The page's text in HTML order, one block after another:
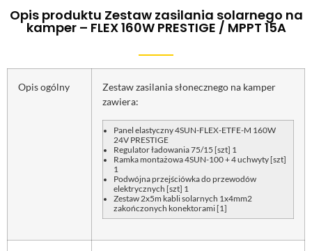
Opis produktu Zestaw zasilania solarnego na
kamper – FLEX 160W PRESTIGE / MPPT 15A
Opis ogólny
Zestaw zasilania słonecznego na kamper
zawiera:
Panel elastyczny 4SUN-FLEX-ETFE-M 160W
24V PRESTIGE
Regulator ładowania 75/15 [szt] 1
Ramka montażowa 4SUN-100 + 4 uchwyty [szt]
1
Podwójna przejściówka do przewodów
elektrycznych [szt] 1
Zestaw 2x5m kabli solarnych 1x4mm2
zakończonych konektorami [1]